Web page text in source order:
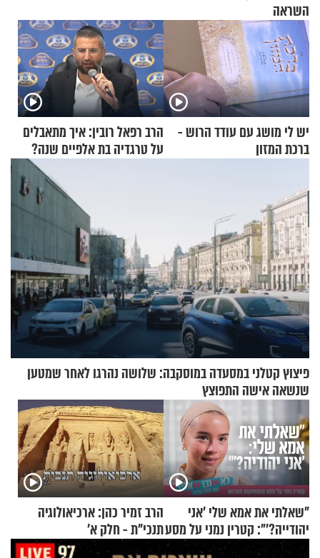
השראה
יש לי מושג עם עודד הרוש -
ברכת המזון
הרב רפאל רובין: איך מתאבלים
על טרגדיה בת אלפיים שנה?
פיצוץ קטלני במסעדה במוסקבה: שלושה נהרגו לאחר שמטען
שנשאה אישה התפוצץ
"שאלתי את אמא שלי 'אני
יהודייה?'": קטרין נמני על מסע
ההתחזקות המרגש
הרב זמיר כהן: ארכיאולוגיה
תנכי"ת - חלק א’